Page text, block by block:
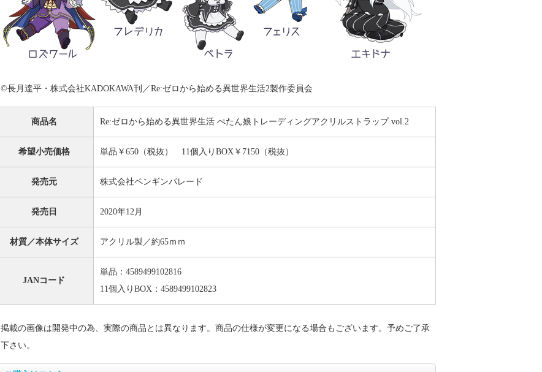
©長月達平・株式会社KADOKAWA刊／Re:ゼロから始める異世界生活2製作委員会
商品名 Re:ゼロから始める異世界生活 ぺたん娘トレーディングアクリルストラップ vol.2
希望小売価格 単品￥650（税抜） 11個入りBOX￥7150（税抜）
発売元 株式会社ペンギンパレード
発売日 2020年12月
材質／本体サイズ アクリル製／約65ｍｍ
JANコード
単品：4589499102816
11個入りBOX：4589499102823
掲載の画像は開発中の為、実際の商品とは異なります。商品の仕様が変更になる場合もございます。予めご了承
下さい。